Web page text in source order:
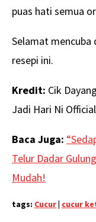
puas hati semua
Selamat mencuba
resepi ini.
Kredit: Cik
Jadi Hari Ni Official
Baca Juga:
Telur Dadar
Mudah!
tags: Cucur cucur